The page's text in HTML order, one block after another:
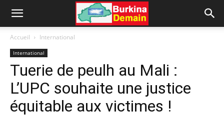
Accueil International
International
Tuerie de peulh au Mali :
L’UPC souhaite une justice
équitable aux victimes !